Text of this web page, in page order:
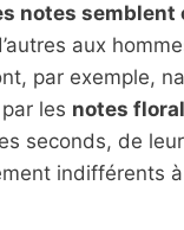
notes semblent
aux
par exemple,
les notes
seconds, de
indifférents